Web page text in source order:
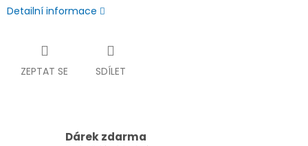
Detailní informace
ZEPTAT SE SDÍLET
Dárek zdarma